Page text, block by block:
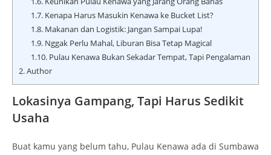
1.7.Kenapa Harus Masukin Kenawa ke Bucket List?
1.8.Makanan dan Logistik: Jangan Sampai Lupa!
1.9.Nggak Perlu Mahal, Liburan Bisa Tetap Magical
1.10.Pulau Kenawa Bukan Sekadar Tempat, Tapi Pengalaman
2.Author
Lokasinya Gampang, Tapi Harus Sedikit
Usaha
Buat kamu yang belum tahu, Pulau Kenawa ada di Sumbawa